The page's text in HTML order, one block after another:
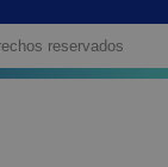
reservados